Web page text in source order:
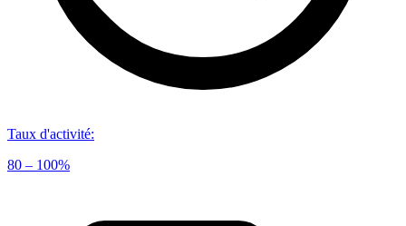
Taux d'activité:
80 – 100%